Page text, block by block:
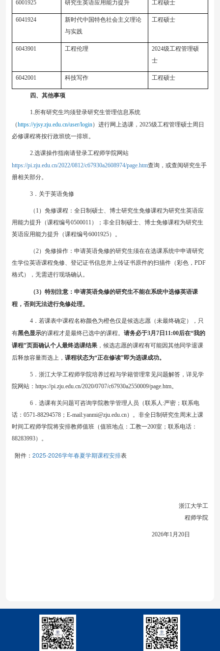
6001925 研究生英语应用能力提升 工程硕士
6041924
新时代中国特色社会主义理论
与实践
工程硕士
6043901 工程伦理 2024级工程管理硕
士
6042001 科技写作 工程硕士
四、其他事项
1. 所有研究生均须登录研究生管理信息系统
（https://yjsy.zju.edu.cn/user/login） 进行网上选课 ， 2025级工程管理硕士周日
必修课程将按行政班统一排班。
2. 选课操作指南请登录工程师学院网站
https://pi.zju.edu.cn/2022/0812/c67930a2608974/page.htm查询，或查阅研究生手
册相关部分。
3 ．关于英语免修
（ 1 ）免修课程： 全日制硕士 博士研究生免修课程为研究生英语应
用能力提升 （课程编号0500011 ）；非全日制硕士、博士免修课程为研究生
英语应用能力提升 （课程编号6001925） 。
（2）免修操作：申请英语免修的研究生须在在选课系统中申请研究
生学位英语课程免修、登记证书信息并上传证书原件的扫描件（彩色， PDF
格式），无需进行现场确认 。
（3）特别注意：申请英语免修的研究生不能在系统中选修英语课
程，否则无法进行免修处理。
4 ． 若课表中课程名称颜色为橙色仅是候选志愿（未最终确定），只
有黑色显示的课程才是最终已选中的课程。 请务必于3月7日11:00后在“我的
课程”页面确认个人最终选课结果 ， 候选志愿的课程有可能因其他同学退课
后释放容量而选上， 课程状态为“正在修读”即为选课成功。
5 ．浙江大学工程师学院培养过程与学籍管理常见问题解答，详见学
院网站： https://pi.zju.edu.cn/2020/0707/c67930a2550009/page.htm。
6 ．选课有关问题可咨询学院教学管理人员（联系人 :严密；联系电
话： 0571-88294578 ； E-mail:yanmi@zju.edu.cn）。非全日制研究生周末上课
时间工程师学院将安排教师值班（值班地点：工教一200室；联系电话：
88283993）。
附件 ： 2025-2026学年春夏学期课程安排表
浙江大学工
程师学院
2026年1 月20日